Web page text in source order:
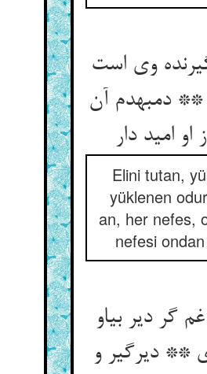
وی است
** دم‏به‏دم آن
او امید دار
Elini tutan,
yüklenen
an, her nefes,
nefesi
گر دیر بی‏او
** دیرگیر و